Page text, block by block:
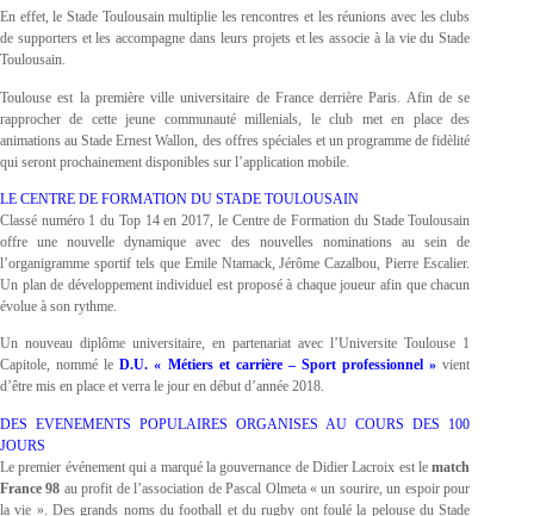
En effet, le Stade Toulousain multiplie les rencontres et les réunions avec les clubs
de supporters et les accompagne dans leurs projets et les associe à la vie du Stade
Toulousain.
Toulouse est la première ville universitaire de France derrière Paris. Afin de se
rapprocher de cette jeune communauté millenials, le club met en place des
animations au Stade Ernest Wallon, des offres spéciales et un programme de fidèlité
qui seront prochainement disponibles sur l’application mobile.
LE CENTRE DE FORMATION DU STADE TOULOUSAIN
Classé numéro 1 du Top 14 en 2017, le Centre de Formation du Stade Toulousain
offre une nouvelle dynamique avec des nouvelles nominations au sein de
l’organigramme sportif tels que Emile Ntamack, Jérôme Cazalbou, Pierre Escalier.
Un plan de développement individuel est proposé à chaque joueur afin que chacun
évolue à son rythme.
Un nouveau diplôme universitaire, en partenariat avec l’Universite Toulouse 1
Capitole, nommé le D.U. « Métiers et carrière – Sport professionnel » vient
d’être mis en place et verra le jour en début d’année 2018.
DES EVENEMENTS POPULAIRES ORGANISES AU COURS DES 100
JOURS
Le premier événement qui a marqué la gouvernance de Didier Lacroix est lematch
France 98 au profit de l’association de Pascal Olmeta « un sourire, un espoir pour
la vie ». Des grands noms du football et du rugby ont foulé la pelouse du Stade